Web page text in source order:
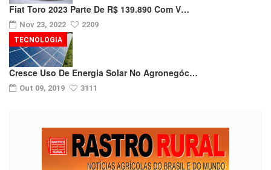
Fiat Toro 2023 Parte De R$ 139.890 Com V…
Nov 23, 2022 2209
Cresce Uso De Energia Solar No Agronegóc…
Out 09, 2019 3111
TECNOLOGIA